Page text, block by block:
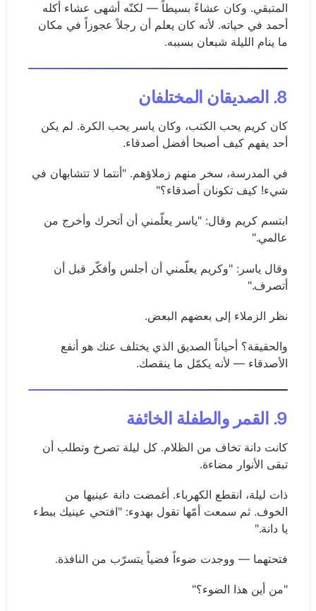
المتبقي. وكان عشاءً بسيطاً — لكنّه أشهى عشاء أكله
أحمد في حياته. لأنه كان يعلم أن رجلاً عجوزاً في مكان
ما ينام الليلة شبعان بسببه.
8. الصديقان المختلفان
كان كريم يحب الكتب، وكان ياسر يحب الكرة. لم يكن
أحد يفهم كيف أصبحا أفضل أصدقاء.
في المدرسة، سخر منهم زملاؤهم. "أنتما لا تتشابهان في
شيء! كيف تكونان أصدقاء؟"
ابتسم كريم وقال: "ياسر يعلّمني أن أتحرك وأخرج من
عالمي."
وقال ياسر: "وكريم يعلّمني أن أجلس وأفكّر قبل أن
أتصرف."
نظر الزملاء إلى بعضهم البعض.
والحقيقة؟ أحياناً الصديق الذي يختلف عنك هو أنفع
الأصدقاء — لأنه يكمّل ما ينقصك.
9. القمر والطفلة الخائفة
كانت دانة تخاف من الظلام. كل ليلة تصرخ وتطلب أن
تبقى الأنوار مضاءة.
ذات ليلة، انقطع الكهرباء. أغمضت دانة عينيها من
الخوف. ثم سمعت أمّها تقول بهدوء: "افتحي عينيك ببطء
يا دانة."
فتحتهما — ووجدت ضوءاً فضياً يتسرّب من النافذة.
"من أين هذا الضوء؟"